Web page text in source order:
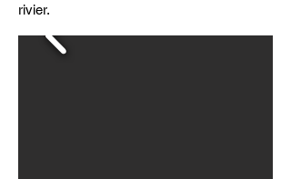
rivier.